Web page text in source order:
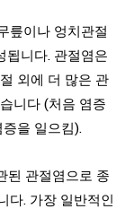
릎이나 엉치관절
됩니다. 관절염은
외에 더 많은 관
니다 (처음 염증
을 일으킴).
된 관절염으로 종
다. 가장 일반적인